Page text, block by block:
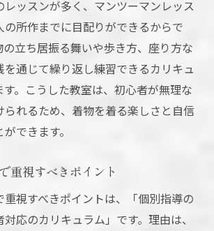
レッスンが多く、マンツーマンレッス
の所作までに目配りができるからで
立ち居振る舞いや歩き方、座り方な
を通じて繰り返し練習できるカリキュ
す。こうした教室は、初心者が無理な
られるため、着物を着る楽しさと自信
できます。
重視すべきポイント
重視すべきポイントは、「個別指導の
応のカリキュラム」です。理由は、